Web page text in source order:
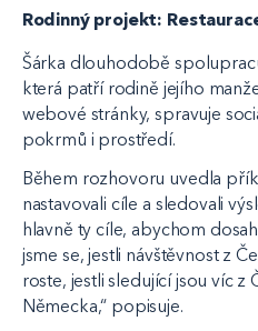
Rodinný projekt:
Šárka dlouhodobě
která patří rodině jejího
webové stránky, spravuje
pokrmů i prostředí.
Během rozhovoru uvedla
nastavovali cíle a sledovali
hlavně ty cíle, abychom
jsme se, jestli návštěvnost z
roste, jestli sledující jsou víc z
Německa,“ popisuje.